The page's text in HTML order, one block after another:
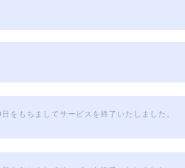
をもちましてサービスを終了いたしました。